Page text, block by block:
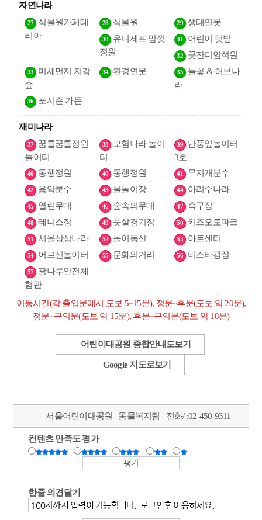
자연나라
27
식물원카페테
리아
28 식물원 29 생태연못
30
유니세프 맘껏
정원
31 어린이 텃밭
32 꽃잔디암석원
33
미세먼지 저감
숲
34 환경연못 35
들꽃 & 허브나
라
36 포시즌 가든
재미나라
37
꿈틀꿈틀정원
놀이터
38
모험나라 놀이
터
39
단풍잎놀이터
3호
40 동행정원 40 동행정원 41 무지개분수
42 음악분수 43 물놀이장 44 아리수나라
45 열린무대 46 숲속의무대 47 축구장
48 테니스장 49 풋살경기장 50 키즈오토파크
51 서울상상나라 52 놀이동산 53 아트센터
54 어르신놀이터 55 문화의거리 56 비스타광장
57
광나루안전체
험관
이동시간(각 출입문에서 도보 5~15분), 정문~후문(도보 약 20분),
정문~구의문(도보 약 15분), 후문~구의문(도보 약 18분)
어린이대공원 종합안내도보기
Google 지도로보기
서울어린이대공원 동물복지팀 전화/ :02-450-9311
컨텐츠 만족도 평가
한줄 의견달기